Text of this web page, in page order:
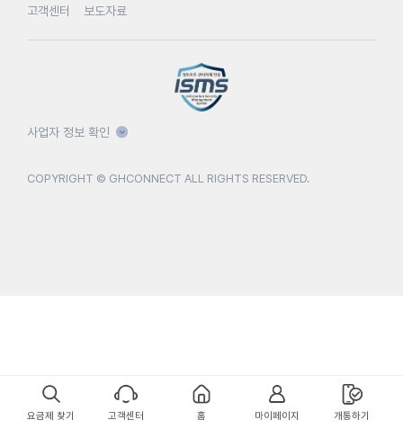
요금제 찾기 고객센터 홈 마이페이지 개통하기
고객센터
보도자료
사업자 정보 확인
COPYRIGHT © GHCONNECT ALL RIGHTS RESERVED.